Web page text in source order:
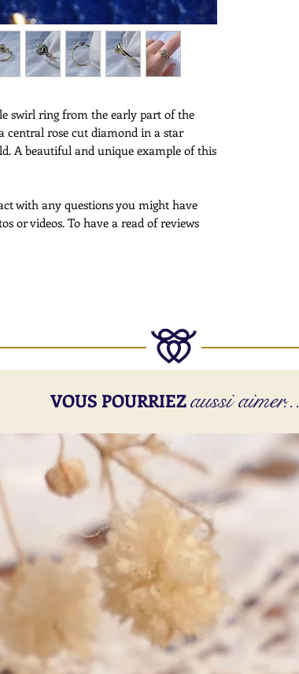
swirl ring from the early part of the
central rose cut diamond in a star
A beautiful and unique example of this
with any questions you might have
or videos. To have a read of reviews
VOUS POURRIEZaussi aimer...